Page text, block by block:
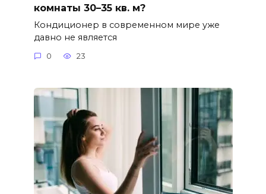
комнаты 30–35 кв. м?
Кондиционер в современном мире уже
давно не является
0 23